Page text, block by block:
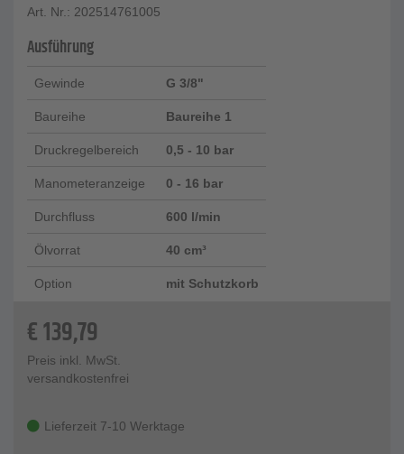
Art. Nr.: 202514761005
Ausführung
Gewinde G 3/8"
Baureihe Baureihe 1
Druckregelbereich 0,5 - 10 bar
Manometeranzeige 0 - 16 bar
Durchfluss 600 l/min
Ölvorrat 40 cm³
Option mit Schutzkorb
€139,79
Preis inkl. MwSt.
versandkostenfrei
Lieferzeit 7-10 Werktage